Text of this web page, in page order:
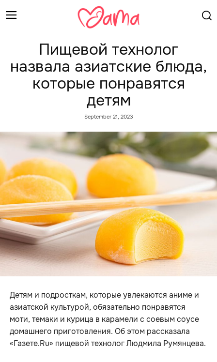
Пищевой технолог
назвала азиатские блюда,
которые понравятся
детям
September 21, 2023
Детям и подросткам, которые увлекаются аниме и
азиатской культурой, обязательно понравятся
моти, темаки и курица в карамели с соевым соусе
домашнего приготовления. Об этом рассказала
«Газете.Ru» пищевой технолог Людмила Румянцева.